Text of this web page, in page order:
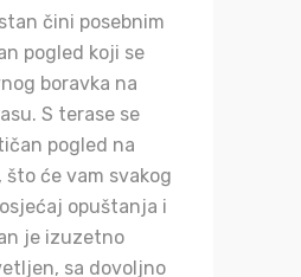
čini posebnim
pogled koji se
boravka na
S terase se
pogled na
će vam svakog
opuštanja i
je izuzetno
sa dovoljno